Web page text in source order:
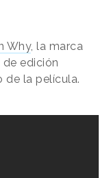
Why, la marca
edición
de la película.